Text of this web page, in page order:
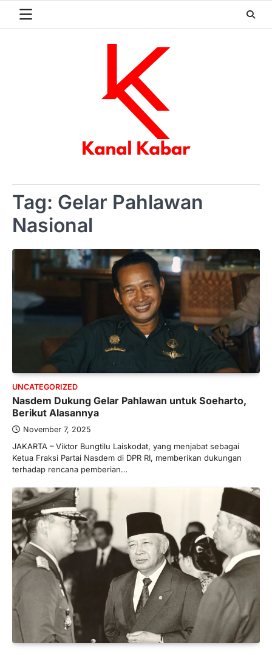
Tag: Gelar Pahlawan
Nasional
UNCATEGORIZED
Nasdem Dukung Gelar Pahlawan untuk Soeharto,
Berikut Alasannya
November 7, 2025
JAKARTA – Viktor Bungtilu Laiskodat, yang menjabat sebagai
Ketua Fraksi Partai Nasdem di DPR RI, memberikan dukungan
terhadap rencana pemberian…